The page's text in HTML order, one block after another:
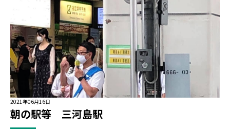
ス
2021年06月16日
朝の駅等 三河島駅